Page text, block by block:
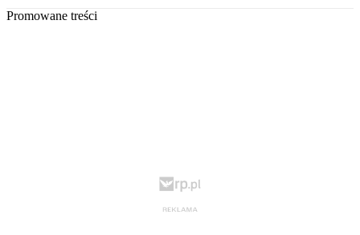
Promowane treści